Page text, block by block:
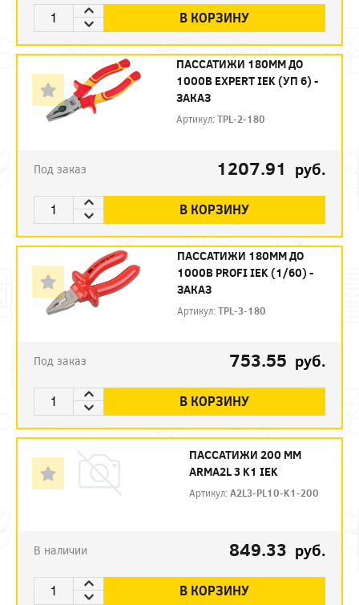
В КОРЗИНУ
ПАССАТИЖИ 180ММ ДО
1000В EXPERT IEK (УП 6) -
ЗАКАЗ
Артикул:TPL-2-180
Под заказ 1207.91 руб.
В КОРЗИНУ
ПАССАТИЖИ 180ММ ДО
1000В PROFI IEK (1/60) -
ЗАКАЗ
Артикул:TPL-3-180
Под заказ 753.55 руб.
В КОРЗИНУ
ПАССАТИЖИ 200 ММ
ARMA2L 3 K1 IEK
Артикул:A2L3-PL10-K1-200
В наличии 849.33 руб.
В КОРЗИНУ